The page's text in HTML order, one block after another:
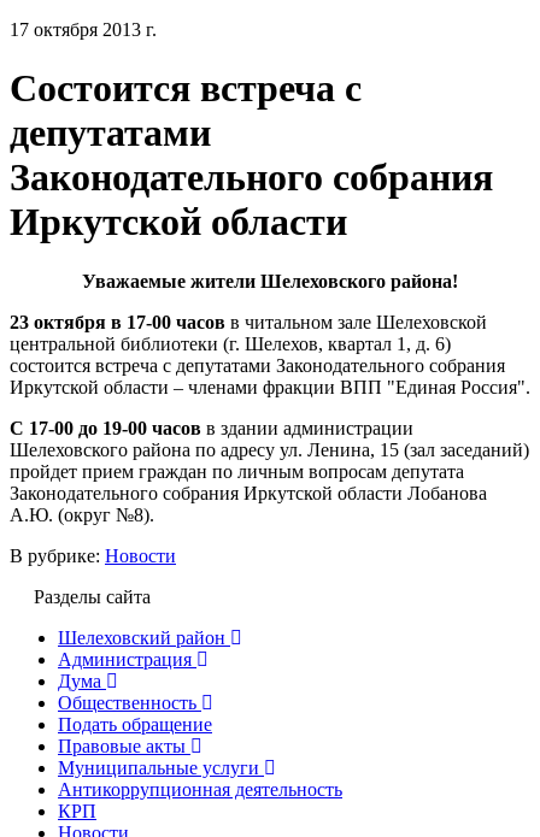
17 октября 2013 г.
Состоится встреча с
депутатами
Законодательного собрания
Иркутской области
Уважаемые жители Шелеховского района!
23 октября в 17-00 часов в читальном зале Шелеховской
центральной библиотеки (г. Шелехов, квартал 1, д. 6)
состоится встреча с депутатами Законодательного собрания
Иркутской области – членами фракции ВПП "Единая Россия".
С 17-00 до 19-00 часов в здании администрации
Шелеховского района по адресу ул. Ленина, 15 (зал заседаний)
пройдет прием граждан по личным вопросам депутата
Законодательного собрания Иркутской области Лобанова
А.Ю. (округ №8).
В рубрике: Новости
Разделы сайта
Шелеховский район
Администрация
Дума
Общественность
Подать обращение
Правовые акты
Муниципальные услуги
Антикоррупционная деятельность
КРП
Новости